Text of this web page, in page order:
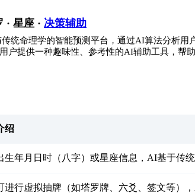
· 星座 · 决策辅助
统命理学的智能预测平台，通过AI算法分析
户提供一种趣味性、参考性的AI辅助工具，帮
绍
生年月日时（八字）或星座信息，AI基于传
进行虚拟抽牌（如塔罗牌、六爻、签文等）